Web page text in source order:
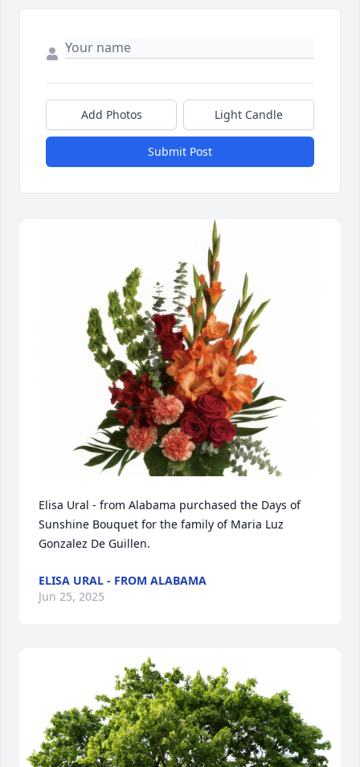
Add Photos Light Candle
Submit Post
Elisa Ural - from Alabama purchased the Days of
Sunshine Bouquet for the family of Maria Luz
Gonzalez De Guillen.
ELISA URAL - FROM ALABAMA
Jun 25, 2025